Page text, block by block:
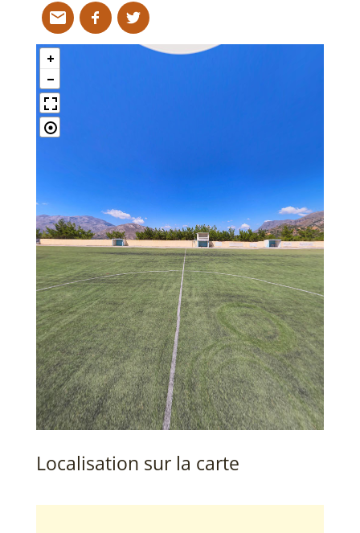
Localisation sur la carte